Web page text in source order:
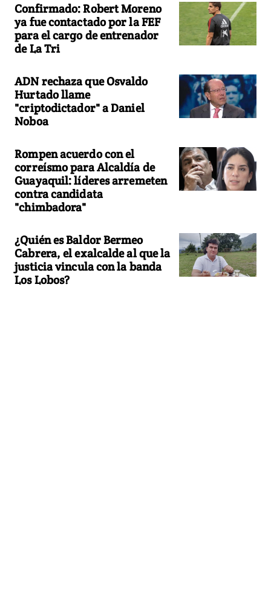
Confirmado: Robert Moreno
ya fue contactado por la FEF
para el cargo de entrenador
de La Tri
ADN rechaza que Osvaldo
Hurtado llame
"criptodictador" a Daniel
Noboa
Rompen acuerdo con el
correísmo para Alcaldía de
Guayaquil: líderes arremeten
contra candidata
"chimbadora"
¿Quién es Baldor Bermeo
Cabrera, el exalcalde al que la
justicia vincula con la banda
Los Lobos?